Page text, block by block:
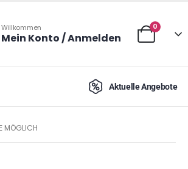
Willkommen
Mein Konto / Anmelden
0
Aktuelle Angebote
MÖGLICH